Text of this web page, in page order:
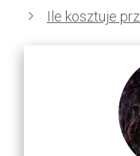
Ile kosztuje